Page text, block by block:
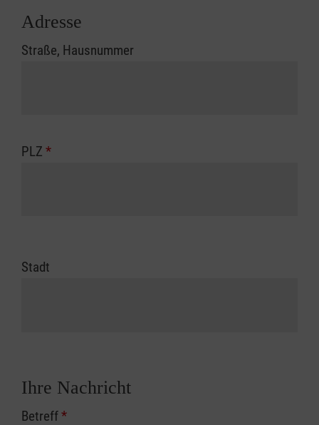
Adresse
Straße, Hausnummer
PLZ *
Stadt
Ihre Nachricht
Betreff*